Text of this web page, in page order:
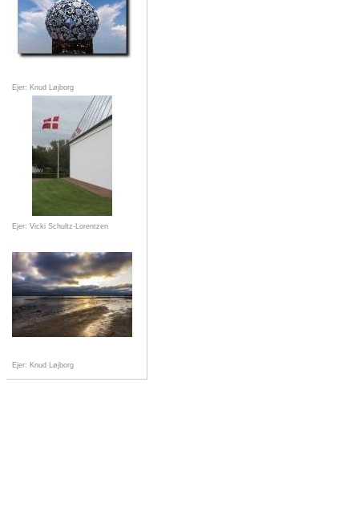
Ejer: Knud Løjborg
Ejer: Vicki Schultz-Lorentzen
Ejer: Knud Løjborg